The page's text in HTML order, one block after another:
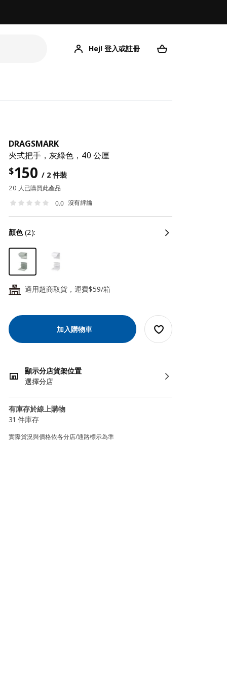
Hej! 登入或註冊
DRAGSMARK
夾式把手，灰綠色，40 公厘
$150 / 2 件裝
20 人已購買此產品
0.0 沒有評論
顏色(2):
24 適用超商取貨，運費$59/箱
加入購物車
顯示分店貨架位置
選擇分店
有庫存於線上購物
31 件庫存
實際貨況與價格依各分店/通路標示為準